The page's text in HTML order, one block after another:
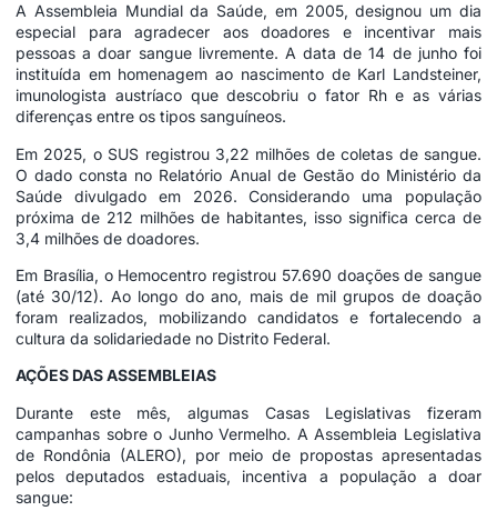
A Assembleia Mundial da Saúde, em 2005, designou um dia
especial para agradecer aos doadores e incentivar mais
pessoas a doar sangue livremente. A data de 14 de junho foi
instituída em homenagem ao nascimento de Karl Landsteiner,
imunologista austríaco que descobriu o fator Rh e as várias
diferenças entre os tipos sanguíneos.
Em 2025, o SUS registrou 3,22 milhões de coletas de sangue.
O dado consta no Relatório Anual de Gestão do Ministério da
Saúde divulgado em 2026. Considerando uma população
próxima de 212 milhões de habitantes, isso significa cerca de
3,4 milhões de doadores.
Em Brasília, o Hemocentro registrou 57.690 doações de sangue
(até 30/12). Ao longo do ano, mais de mil grupos de doação
foram realizados, mobilizando candidatos e fortalecendo a
cultura da solidariedade no Distrito Federal.
AÇÕES DAS ASSEMBLEIAS
Durante este mês, algumas Casas Legislativas fizeram
campanhas sobre o Junho Vermelho. A Assembleia Legislativa
de Rondônia (ALERO), por meio de propostas apresentadas
pelos deputados estaduais, incentiva a população a doar
sangue: